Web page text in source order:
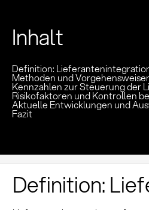
Inhalt
Definition:
Methoden und
Kennzahlen zur Steuerung der
Risikofaktoren und Kontrollen
Aktuelle Entwicklungen und
Fazit
Definition: